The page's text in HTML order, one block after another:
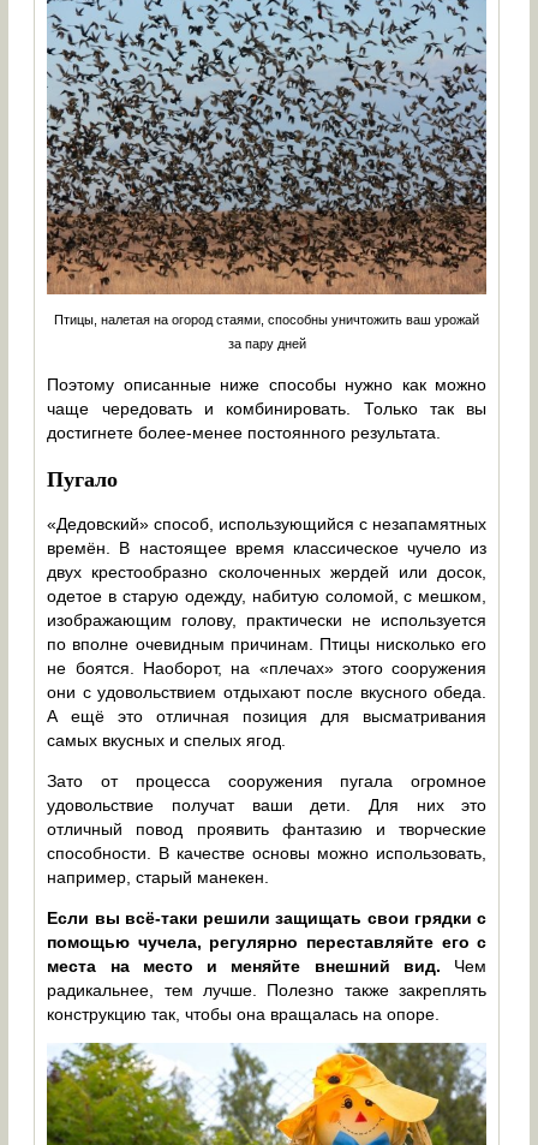
Птицы, налетая на огород стаями, способны уничтожить ваш урожай
за пару дней
Поэтому описанные ниже способы нужно как можно
чаще чередовать и комбинировать. Только так вы
достигнете более-менее постоянного результата.
Пугало
«Дедовский» способ, использующийся с незапамятных
времён. В настоящее время классическое чучело из
двух крестообразно сколоченных жердей или досок,
одетое в старую одежду, набитую соломой, с мешком,
изображающим голову, практически не используется
по вполне очевидным причинам. Птицы нисколько его
не боятся. Наоборот, на «плечах» этого сооружения
они с удовольствием отдыхают после вкусного обеда.
А ещё это отличная позиция для высматривания
самых вкусных и спелых ягод.
Зато от процесса сооружения пугала огромное
удовольствие получат ваши дети. Для них это
отличный повод проявить фантазию и творческие
способности. В качестве основы можно использовать,
например, старый манекен.
Если вы всё-таки решили защищать свои грядки с
помощью чучела, регулярно переставляйте его с
места на место и меняйте внешний вид. Чем
радикальнее, тем лучше. Полезно также закреплять
конструкцию так, чтобы она вращалась на опоре.